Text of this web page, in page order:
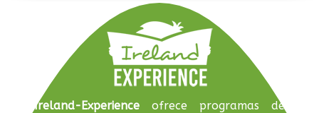
Ireland-Experience ofrece programas de